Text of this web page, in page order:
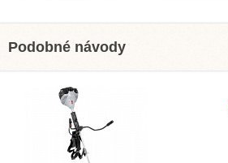
Podobné návody